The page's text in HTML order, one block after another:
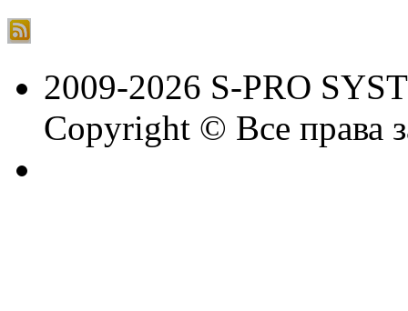
2009-2026 S-PRO
Copyright © Все права